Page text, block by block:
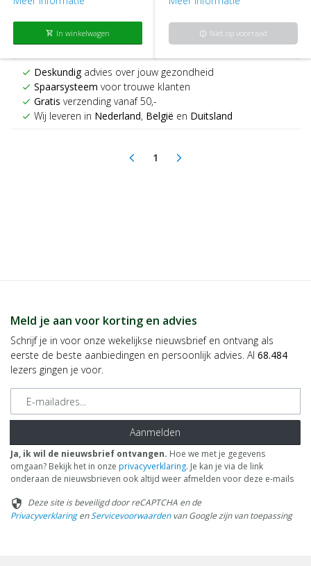
shopping_cart In winkelwagen info Niet op voorraad
check Deskundigadvies over jouw gezondheid
check Spaarsysteem voor trouwe klanten
check Gratis verzending vanaf 50,-
check Wij leveren in Nederland, België en Duitsland
arrow_back_ios 1(current)
arrow_forward_ios
Meld je aan voor korting en advies
Schrijf je in voor onze wekelijkse nieuwsbrief en ontvang als
eerste de beste aanbiedingen en persoonlijk advies. Al 68.484
lezers gingen je voor.
E-mailadres
Aanmelden
Ja, ik wil de nieuwsbrief ontvangen. Hoe we met je gegevens
omgaan? Bekijk het in onze privacyverklaring. Je kan je via de link
onderaan de nieuwsbrieven ook altijd weer afmelden voor deze e-mails
security Deze site is beveiligd door reCAPTCHA en de
PrivacyverklaringenServicevoorwaardenvan Google zijn van toepassing